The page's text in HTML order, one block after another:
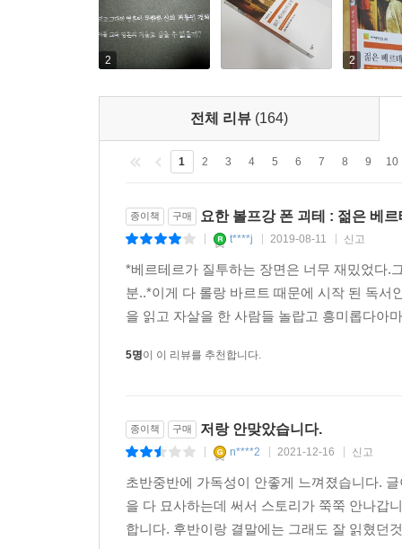
2 2
전체 리뷰 (164)
1 2 3 4 5 6 7 8 9 10
종이책 구매 요한 볼프강 폰 괴테 : 젊은 베
t****j 2019-08-11 신고
*베르테르가 질투하는 장면은 너무 재밌었다.
분..*이게 다 롤랑 바르트 때문에 시작 된 독서
을 읽고 자살을 한 사람들 놀랍고 흥미롭다아
5명이 이 리뷰를 추천합니다.
종이책 구매 저랑 안맞았습니다.
n****2 2021-12-16 신고
초반중반에 가독성이 안좋게 느껴졌습니다.
을 다 묘사하는데 써서 스토리가 쭉쭉 안나갑
합니다. 후반이랑 결말에는 그래도 잘 읽혔던